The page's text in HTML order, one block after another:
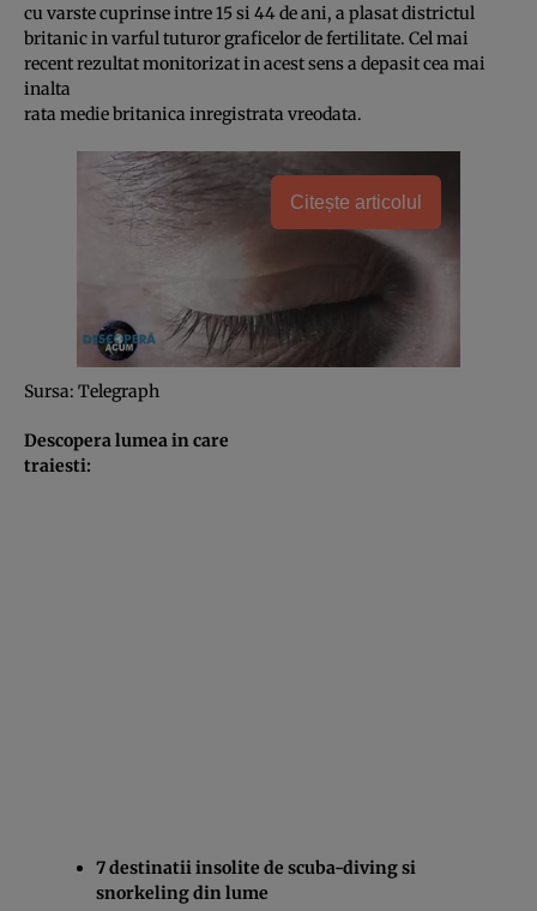
cu varste cuprinse intre 15 si 44 de ani, a plasat districtul
britanic in varful tuturor graficelor de fertilitate. Cel mai
recent rezultat monitorizat in acest sens a depasit cea mai
inalta
rata medie britanica inregistrata vreodata.
Citește articolul
Sursa: Telegraph
Descopera lumea in care
traiesti:
7 destinatii insolite de scuba-diving si
snorkeling din lume